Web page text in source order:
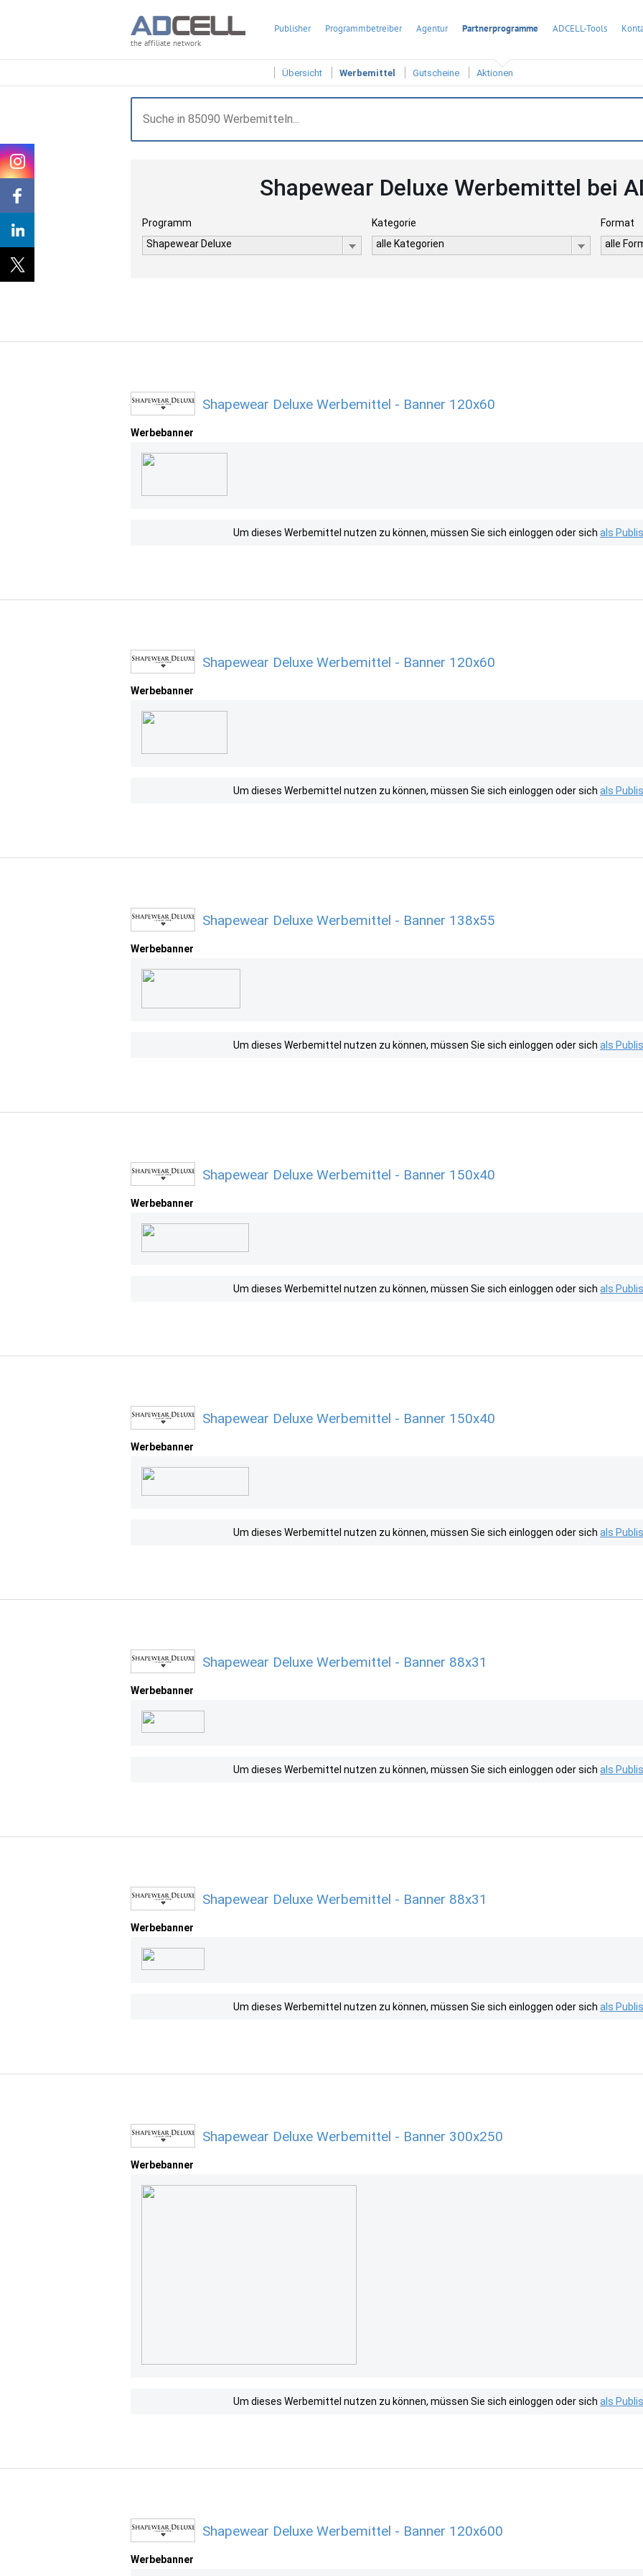
the affiliate network
Publisher Programmbetreiber Agentur Partnerprogramme ADCELL-Tools
Übersicht Werbemittel Gutscheine Aktionen
Shapewear Deluxe Werbemittel bei
Programm
Shapewear Deluxe
Kategorie
alle Kategorien
Format
alle
Shapewear Deluxe Werbemittel - Banner 120x60
Werbebanner
Um dieses Werbemittel nutzen zu können, müssen Sie sich einloggen oder sich als
Shapewear Deluxe Werbemittel - Banner 120x60
Werbebanner
Um dieses Werbemittel nutzen zu können, müssen Sie sich einloggen oder sich als
Shapewear Deluxe Werbemittel - Banner 138x55
Werbebanner
Um dieses Werbemittel nutzen zu können, müssen Sie sich einloggen oder sich als
Shapewear Deluxe Werbemittel - Banner 150x40
Werbebanner
Um dieses Werbemittel nutzen zu können, müssen Sie sich einloggen oder sich als
Shapewear Deluxe Werbemittel - Banner 150x40
Werbebanner
Um dieses Werbemittel nutzen zu können, müssen Sie sich einloggen oder sich als
Shapewear Deluxe Werbemittel - Banner 88x31
Werbebanner
Um dieses Werbemittel nutzen zu können, müssen Sie sich einloggen oder sich als
Shapewear Deluxe Werbemittel - Banner 88x31
Werbebanner
Um dieses Werbemittel nutzen zu können, müssen Sie sich einloggen oder sich als
Shapewear Deluxe Werbemittel - Banner 300x250
Werbebanner
Um dieses Werbemittel nutzen zu können, müssen Sie sich einloggen oder sich als
Shapewear Deluxe Werbemittel - Banner 120x600
Werbebanner